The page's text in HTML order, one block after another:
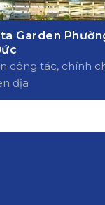
Garden
công tác, chính
địa